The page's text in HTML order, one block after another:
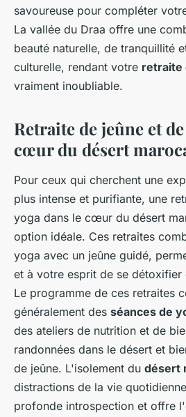
savoureuse pour compléter
La vallée du Draa offre une
beauté naturelle, de tranquillité
culturelle, rendant votre retraite
vraiment inoubliable.
Retraite de jeûne et
cœur du désert
Pour ceux qui cherchent une
plus intense et purifiante, une
yoga dans le cœur du désert
option idéale. Ces retraites
yoga avec un jeûne guidé,
et à votre esprit de se détoxifier
Le programme de ces retraites
généralement des séances de
des ateliers de nutrition et de
randonnées dans le désert et
de jeûne. L'isolement du désert
distractions de la vie
profonde introspection et offre